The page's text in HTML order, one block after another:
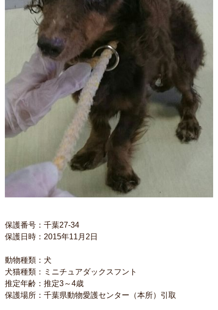
保護番号：千葉27-34
保護日時：2015年11月2日
動物種類：犬
犬猫種類：ミニチュアダックスフント
推定年齢：推定3～4歳
保護場所：千葉県動物愛護センター（本所）引取